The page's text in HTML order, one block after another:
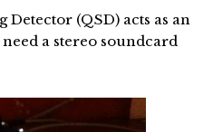
(QSD) acts as an
a stereo soundcard